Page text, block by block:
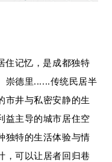
住记忆，是成都独特
崇德里......传统民居半
市井与私密安静的生
益主导的城市居住空
独特的生活体验与情
，可以让居者回归巷